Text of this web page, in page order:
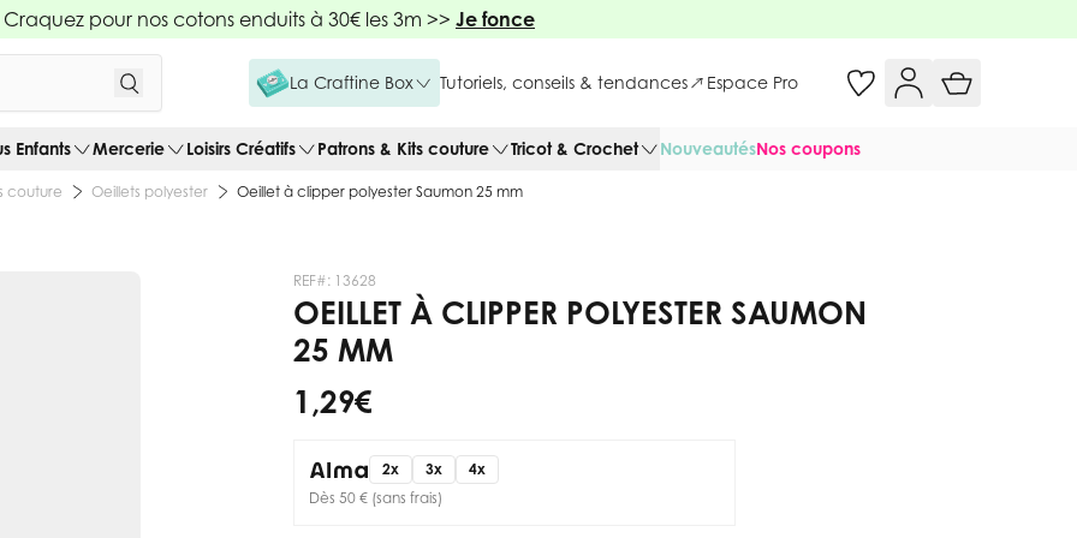
Craquez pour nos cotons enduits à 30€ les 3m >> Je fonce
La Craftine Box Tutoriels, conseils & tendances Espace Pro
Enfants Mercerie Loisirs Créatifs Patrons & Kits couture Tricot & Crochet NouveautésNos coupons
couture Oeillets polyester Oeillet à clipper polyester Saumon 25 mm
REF#: 13628
OEILLET À CLIPPER POLYESTER SAUMON
25 MM
1,29 €
2x 3x
4x
Dès 50 € (sans frais)